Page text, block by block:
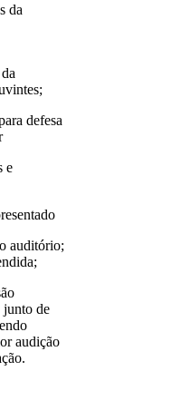
da
defesa
e
auditório;
junto de
audição